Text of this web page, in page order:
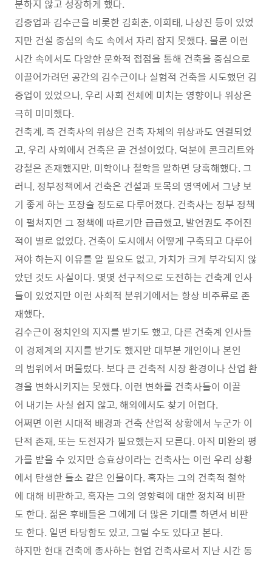
분하지 않고 성장하게 했다.
김중업과 김수근을 비롯한 김희춘, 이희태, 나상진 등이 있었
지만 건설 중심의 속도 속에서 자리 잡지 못했다. 물론 이런
시간 속에서도 다양한 문화적 접점을 통해 건축을 중심으로
이끌어가려던 공간의 김수근이나 실험적 건축을 시도했던 김
중업이 있었으나, 우리 사회 전체에 미치는 영향이나 위상은
극히 미미했다.
건축계, 즉 건축사의 위상은 건축 자체의 위상과도 연결되었
고, 우리 사회에서 건축은 곧 건설이었다. 덕분에 콘크리트와
강철은 존재했지만, 미학이나 철학을 말하면 당혹해했다. 그
러니, 정부정책에서 건축은 건설과 토목의 영역에서 그냥 보
기 좋게 하는 포장술 정도로 다루어졌다. 건축사는 정부 정책
이 펼쳐지면 그 정책에 따르기만 급급했고, 발언권도 주어진
적이 별로 없었다. 건축이 도시에서 어떻게 구축되고 다루어
져야 하는지 이유를 알 필요도 없고, 가치가 크게 부각되지 않
았던 것도 사실이다. 몇몇 선구적으로 도전하는 건축계 인사
들이 있었지만 이런 사회적 분위기에서는 항상 비주류로 존
재했다.
김수근이 정치인의 지지를 받기도 했고, 다른 건축계 인사들
이 경제계의 지지를 받기도 했지만 대부분 개인이나 본인
의 범위에서 머물렀다. 보다 큰 건축적 시장 환경이나 산업 환
경을 변화시키지는 못했다. 이런 변화를 건축사들이 이끌
어 내기는 사실 쉽지 않고, 해외에서도 찾기 어렵다.
어쩌면 이런 시대적 배경과 건축 산업적 상황에서 누군가 이
단적 존재, 또는 도전자가 필요했는지 모른다. 아직 미완의 평
가를 받을 수 있지만 승효상이라는 건축사는 이런 우리 상황
에서 탄생한 들소 같은 인물이다. 혹자는 그의 건축적 철학
에 대해 비판하고, 혹자는 그의 영향력에 대한 정치적 비판
도 한다. 젊은 후배들은 그에게 더 많은 기대를 하면서 비판
도 한다. 일면 타당함도 있고, 그럴 수도 있다고 본다.
하지만 현대 건축에 종사하는 현업 건축사로서 지난 시간 동